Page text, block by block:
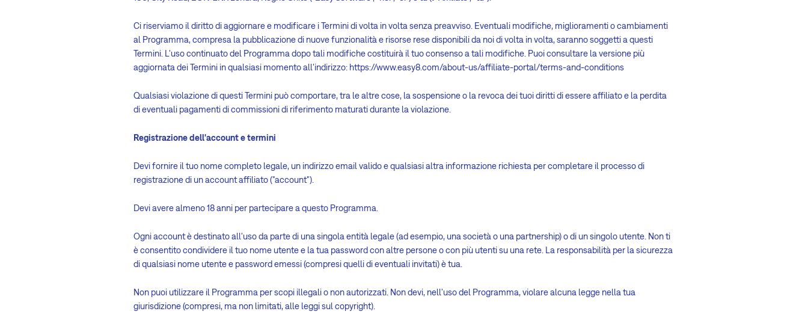
Ci riserviamo il diritto di aggiornare e modificare i Termini di volta in volta senza preavviso. Eventuali modifiche, miglioramenti o cambiamenti
al Programma, compresa la pubblicazione di nuove funzionalità e risorse rese disponibili da noi di volta in volta, saranno soggetti a questi
Termini. L'uso continuato del Programma dopo tali modifiche costituirà il tuo consenso a tali modifiche. Puoi consultare la versione più
aggiornata dei Termini in qualsiasi momento all'indirizzo: https://www.easy8.com/about-us/affiliate-portal/terms-and-conditions
Qualsiasi violazione di questi Termini può comportare, tra le altre cose, la sospensione o la revoca dei tuoi diritti di essere affiliato e la perdita
di eventuali pagamenti di commissioni di riferimento maturati durante la violazione.
Registrazione dell'account e termini
Devi fornire il tuo nome completo legale, un indirizzo email valido e qualsiasi altra informazione richiesta per completare il processo di
registrazione di un account affiliato ("account").
Devi avere almeno 18 anni per partecipare a questo Programma.
Ogni account è destinato all'uso da parte di una singola entità legale (ad esempio, una società o una partnership) o di un singolo utente. Non ti
è consentito condividere il tuo nome utente e la tua password con altre persone o con più utenti su una rete. La responsabilità per la sicurezza
di qualsiasi nome utente e password emessi (compresi quelli di eventuali invitati) è tua.
Non puoi utilizzare il Programma per scopi illegali o non autorizzati. Non devi, nell'uso del Programma, violare alcuna legge nella tua
giurisdizione (compresi, ma non limitati, alle leggi sul copyright).